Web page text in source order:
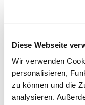
Diese Webseite
Wir verwenden
personalisieren,
zu können und die
analysieren.